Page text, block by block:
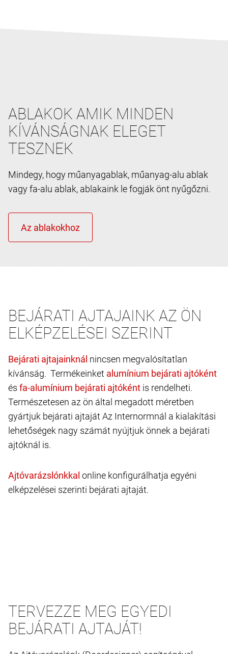
ABLAKOK AMIK MINDEN
KÍVÁNSÁGNAK ELEGET
TESZNEK
Mindegy, hogy műanyagablak, műanyag-alu ablak
vagy fa-alu ablak, ablakaink le fogják önt nyűgőzni.
BEJÁRATI AJTAJAINK AZ ÖN
ELKÉPZELÉSEI SZERINT
nincsen megvalósítatlan
kívánság. Termékeinket
és
is rendelheti.
Természetesen az ön által megadott méretben
gyártjuk bejárati ajtaját Az Internormnál a kialakítási
lehetőségek nagy számát nyújtjuk önnek a bejárati
ajtóknál is.
online konfigurálhatja egyéni
elképzelései szerinti bejárati ajtaját.
TERVEZZE MEG EGYEDI
BEJÁRATI AJTAJÁT!